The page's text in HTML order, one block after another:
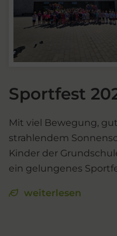
Sportfest
Mit viel Bewegung,
strahlendem
Kinder der
ein gelungenes
weiterlesen